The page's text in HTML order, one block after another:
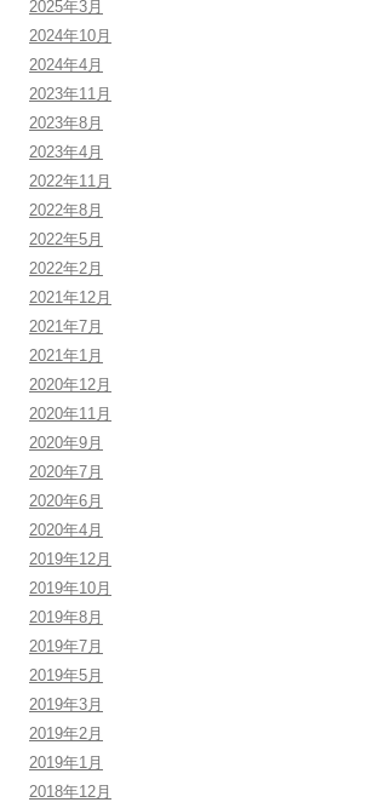
2025年3月
2024年10月
2024年4月
2023年11月
2023年8月
2023年4月
2022年11月
2022年8月
2022年5月
2022年2月
2021年12月
2021年7月
2021年1月
2020年12月
2020年11月
2020年9月
2020年7月
2020年6月
2020年4月
2019年12月
2019年10月
2019年8月
2019年7月
2019年5月
2019年3月
2019年2月
2019年1月
2018年12月